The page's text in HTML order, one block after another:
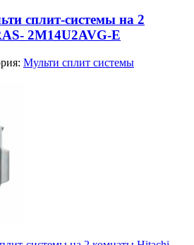
сплит-системы на 2
2M14U2AVG-E
Мульти сплит системы